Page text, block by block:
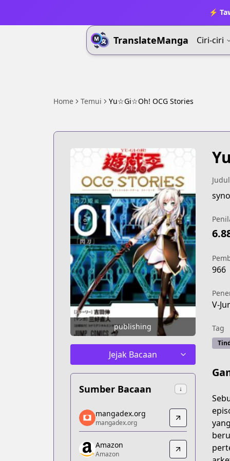
⚡
TranslateManga Ciri-ciri
Home Temui Yu☆Gi☆Oh! OCG Stories
publishing
Jejak Bacaan
Sumber Bacaan ↓
mangadex.org
mangadex.org
https://mangadex.org/title/3e3604cc-
Amazon
mangadex.org
mangadex.org
Amazon
Amazon
966
V-
Tag